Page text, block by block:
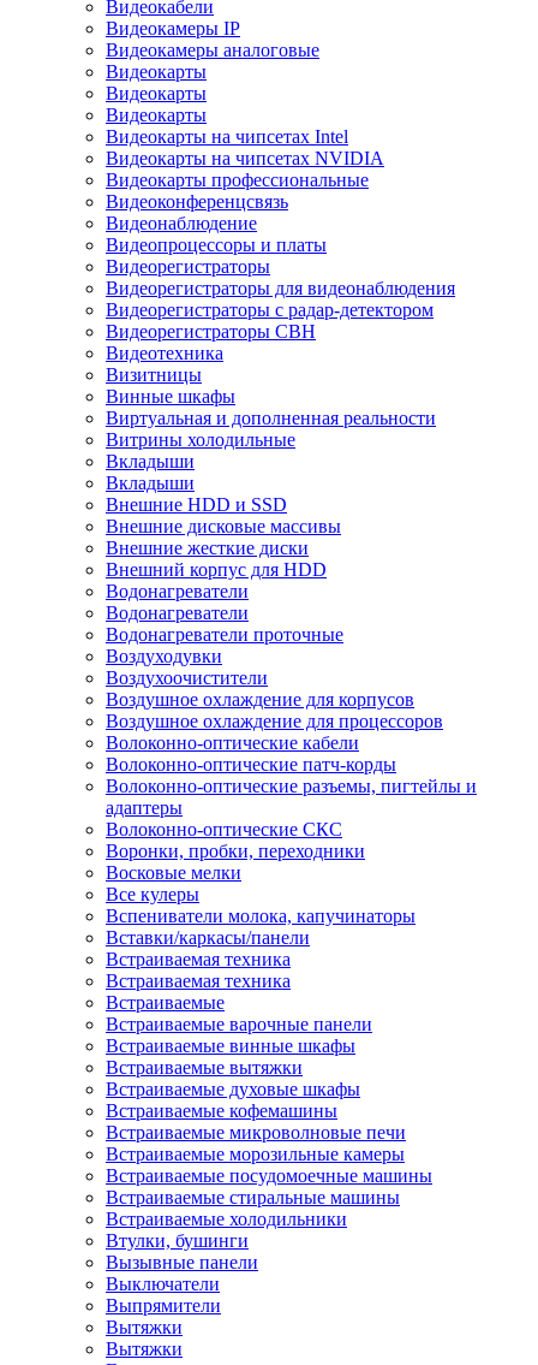
Видеокабели
Видеокамеры IP
Видеокамеры аналоговые
Видеокарты
Видеокарты
Видеокарты
Видеокарты на чипсетах Intel
Видеокарты на чипсетах NVIDIA
Видеокарты профессиональные
Видеоконференцсвязь
Видеонаблюдение
Видеопроцессоры и платы
Видеорегистраторы
Видеорегистраторы для видеонаблюдения
Видеорегистраторы с радар-детектором
Видеорегистраторы СВН
Видеотехника
Визитницы
Винные шкафы
Виртуальная и дополненная реальности
Витрины холодильные
Вкладыши
Вкладыши
Внешние HDD и SSD
Внешние дисковые массивы
Внешние жесткие диски
Внешний корпус для HDD
Водонагреватели
Водонагреватели
Водонагреватели проточные
Воздуходувки
Воздухоочистители
Воздушное охлаждение для корпусов
Воздушное охлаждение для процессоров
Волоконно-оптические кабели
Волоконно-оптические патч-корды
Волоконно-оптические разъемы, пигтейлы и
адаптеры
Волоконно-оптические СКС
Воронки, пробки, переходники
Восковые мелки
Все кулеры
Вспениватели молока, капучинаторы
Вставки/каркасы/панели
Встраиваемая техника
Встраиваемая техника
Встраиваемые
Встраиваемые варочные панели
Встраиваемые винные шкафы
Встраиваемые вытяжки
Встраиваемые духовые шкафы
Встраиваемые кофемашины
Встраиваемые микроволновые печи
Встраиваемые морозильные камеры
Встраиваемые посудомоечные машины
Встраиваемые стиральные машины
Встраиваемые холодильники
Втулки, бушинги
Вызывные панели
Выключатели
Выпрямители
Вытяжки
Вытяжки